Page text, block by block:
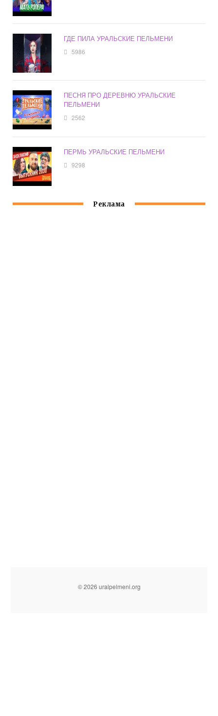
ГДЕ ПИЛА УРАЛЬСКИЕ ПЕЛЬМЕНИ
5986
ПЕСНЯ ПРО ДЕРЕВНЮ УРАЛЬСКИЕ
ПЕЛЬМЕНИ
2562
ПЕРМЬ УРАЛЬСКИЕ ПЕЛЬМЕНИ
9298
Реклама
© 2026 uralpelmeni.org